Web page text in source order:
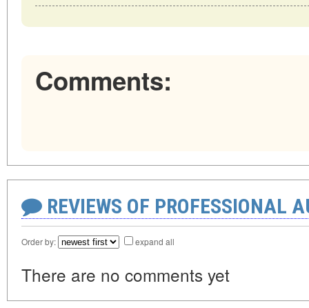
Comments:
REVIEWS OF PROFESSIONAL
Order by: expand all
There are no comments yet